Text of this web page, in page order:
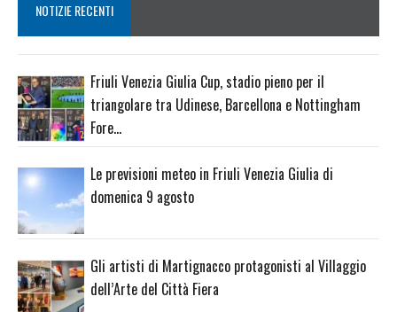
NOTIZIE RECENTI
Friuli Venezia Giulia Cup, stadio pieno per il
triangolare tra Udinese, Barcellona e Nottingham
Fore…
Le previsioni meteo in Friuli Venezia Giulia di
domenica 9 agosto
Gli artisti di Martignacco protagonisti al Villaggio
dell’Arte del Città Fiera